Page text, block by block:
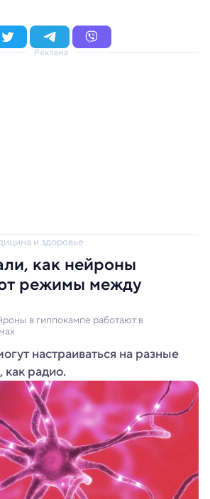
Реклама
и здоровье
как нейроны
режимы между
в гиппокампе работают в
настраиваться на разные
радио.